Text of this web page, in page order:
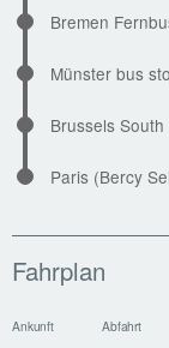
Bremen
Münster bus
Brussels
Paris (Bercy
Fahrplan
Ankunft Abfahrt